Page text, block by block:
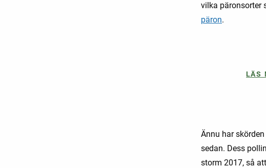
vilka päronsorter
päron.
LÄS
Ännu har
sedan. Dess
storm 2017, så